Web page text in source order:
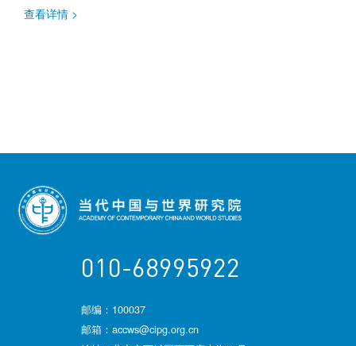
势下推...
查看详情 >
010-68995922
邮编：100037
邮箱：accws@cipg.org.cn